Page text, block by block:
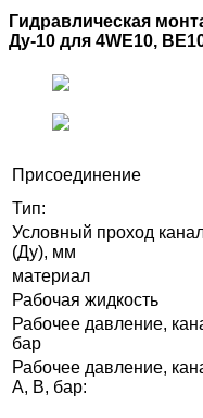
Гидравлическая
Ду-10 для 4WE10,
Присоединение
Тип:
Условный проход
(Ду), мм
материал
Рабочая жидкость
Рабочее давление,
бар
Рабочее давление,
А, В, бар: